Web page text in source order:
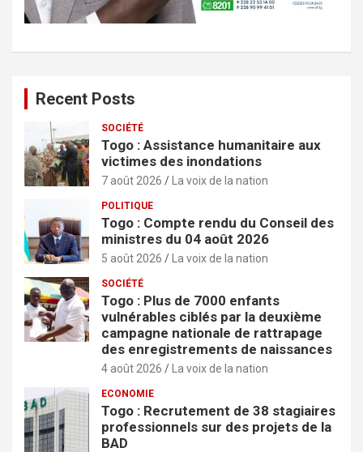
Recent Posts
SOCIÉTÉ
Togo : Assistance humanitaire aux
victimes des inondations
7 août 2026 La voix de la nation
POLITIQUE
Togo : Compte rendu du Conseil des
ministres du 04 août 2026
5 août 2026 La voix de la nation
SOCIÉTÉ
Togo : Plus de 7000 enfants
vulnérables ciblés par la deuxième
campagne nationale de rattrapage
des enregistrements de naissances
4 août 2026 La voix de la nation
ECONOMIE
Togo : Recrutement de 38 stagiaires
professionnels sur des projets de la
BAD